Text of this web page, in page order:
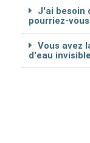
J'ai besoin
pourriez-
Vous avez
d'eau